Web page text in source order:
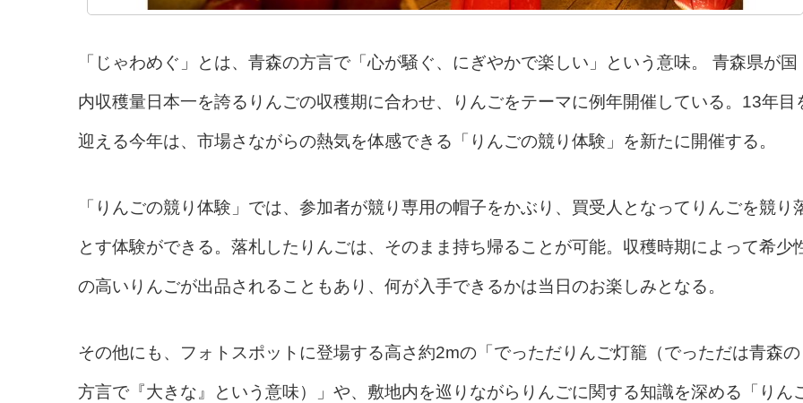
「じゃわめぐ」とは、青森の方言で「心が騒ぐ、にぎやかで楽しい」という意味。 青森県が国
内収穫量日本一を誇るりんごの収穫期に合わせ、りんごをテーマに例年開催している。13年目
迎える今年は、市場さながらの熱気を体感できる「りんごの競り体験」を新たに開催する。
「りんごの競り体験」では、参加者が競り専用の帽子をかぶり、買受人となってりんごを競り
とす体験ができる。落札したりんごは、そのまま持ち帰ることが可能。収穫時期によって希少
の高いりんごが出品されることもあり、何が入手できるかは当日のお楽しみとなる。
その他にも、フォトスポットに登場する高さ約2mの「でっただりんご灯籠（でっただは青森の
方言で『大きな』という意味）」や、敷地内を巡りながらりんごに関する知識を深める「りん